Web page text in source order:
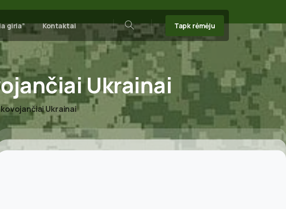
giria” Kontaktai
Search
Tapk rėmėju
Ukrainai
Ukrainai